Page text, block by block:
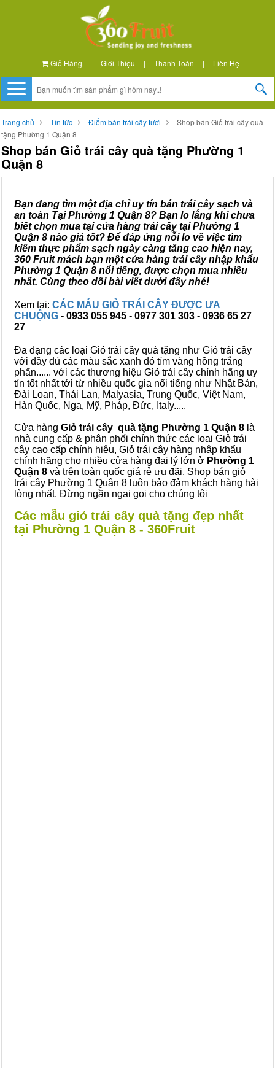
Giỏ Hàng | Giới Thiệu | Thanh Toán | Liên Hệ
Trang chủ Tin tức Điểm bán trái cây tươi
Shop bán Giỏ trái cây quà
tặng Phường 1 Quận 8
Shop bán Giỏ trái cây quà tặng Phường 1
Quận 8
Bạn đang tìm một địa chỉ uy tín bán trái cây sạch và
an toàn Tại Phường 1 Quận 8? Bạn lo lắng khi chưa
biết chọn mua tại cửa hàng trái cây tại Phường 1
Quận 8 nào giá tốt? Để đáp ứng nỗi lo về việc tìm
kiếm thực phẩm sạch ngày càng tăng cao hiện nay,
360 Fruit mách bạn một cửa hàng trái cây nhập khẩu
Phường 1 Quận 8 nổi tiếng, được chọn mua nhiều
nhất. Cùng theo dõi bài viết dưới đây nhé!
Xem tại: CÁC MẪU GIỎ TRÁI CÂY ĐƯỢC ƯA
CHUỘNG - 0933 055 945 - 0977 301 303 - 0936 65 27
27
Đa dạng các loại Giỏ trái cây quà tặng như Giỏ trái cây
với đầy đủ các màu sắc xanh đỏ tím vàng hồng trắng
phấn...... với các thương hiệu Giỏ trái cây chính hãng uy
tín tốt nhất tới từ nhiều quốc gia nổi tiếng như Nhật Bản,
Đài Loan, Thái Lan, Malyasia, Trung Quốc, Việt Nam,
Hàn Quốc, Nga, Mỹ, Pháp, Đức, Italy.....
Cửa hàng Giỏ trái cây quà tặng Phường 1 Quận 8 là
nhà cung cấp & phân phối chính thức các loại Giỏ trái
cây cao cấp chính hiệu, Giỏ trái cây hàng nhập khẩu
chính hãng cho nhiều cửa hàng đại lý lớn ở Phường 1
Quận 8 và trên toàn quốc giá rẻ ưu đãi. Shop bán giỏ
trái cây Phường 1 Quận 8 luôn bảo đảm khách hàng hài
lòng nhất. Đừng ngần ngại gọi cho chúng tôi
Các mẫu giỏ trái cây quà tặng đẹp nhất
tại Phường 1 Quận 8 - 360Fruit